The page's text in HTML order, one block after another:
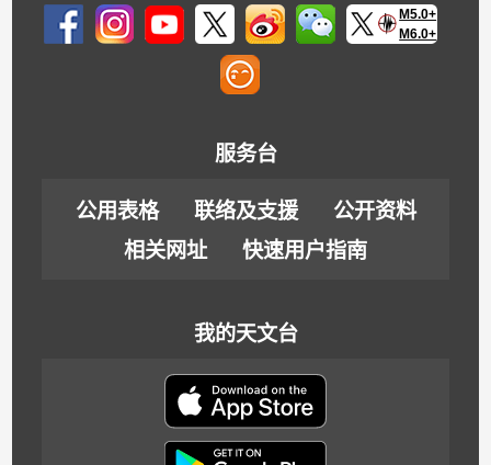
M5.0+
M6.0+
服务台
公用表格 联络及支援
公开资料
相关网址
快速用户指南
我的天文台